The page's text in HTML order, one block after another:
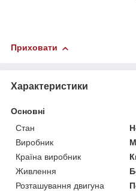
Приховати
Характеристики
Основні
Стан
Виробник
Країна виробник
Живлення
Розташування двигуна